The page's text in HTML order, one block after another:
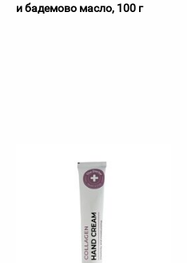
и бадемово масло, 100 г